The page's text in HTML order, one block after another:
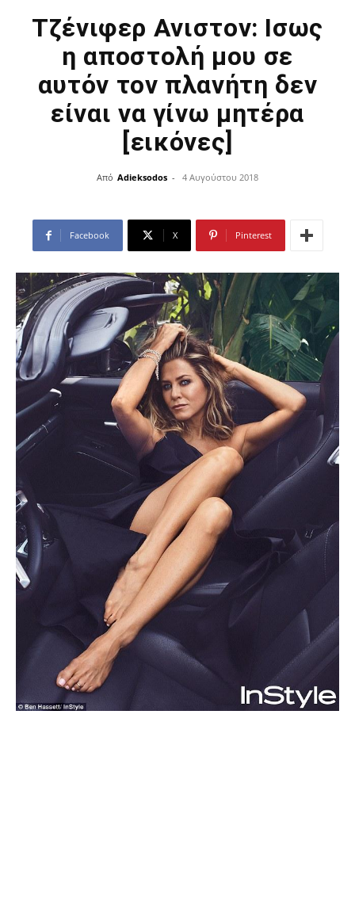
Τζένιφερ Ανιστον: Ισως
η αποστολή μου σε
αυτόν τον πλανήτη δεν
είναι να γίνω μητέρα
[εικόνες]
Από Adieksodos - 4 Αυγούστου 2018
Facebook X Pinterest